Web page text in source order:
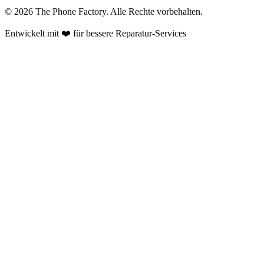
© 2026 The Phone Factory. Alle Rechte vorbehalten.
Entwickelt mit ❤️ für bessere Reparatur-Services